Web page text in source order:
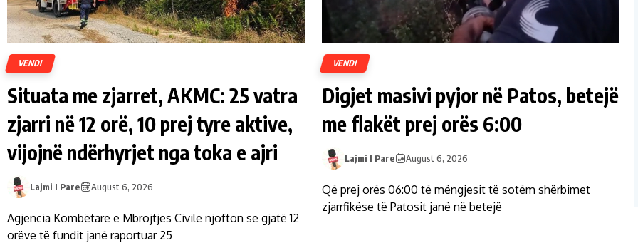
VENDI
Situata me zjarret, AKMC: 25 vatra
zjarri në 12 orë, 10 prej tyre aktive,
vijojnë ndërhyrjet nga toka e ajri
Lajmi I Pare August 6, 2026
Agjencia Kombëtare e Mbrojtjes Civile njofton se gjatë 12
orëve të fundit janë raportuar 25
VENDI
Digjet masivi pyjor në Patos, betejë
me flakët prej orës 6:00
Lajmi I Pare August 6, 2026
Që prej orës 06:00 të mëngjesit të sotëm shërbimet
zjarrfikëse të Patosit janë në betejë